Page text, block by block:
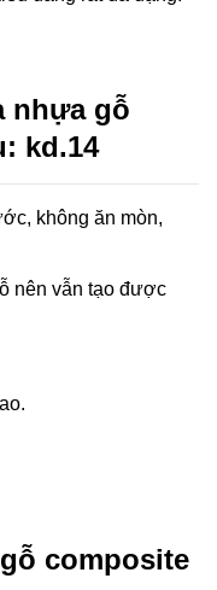
nhựa gỗ
kd.14
không ăn mòn,
nên vẫn tạo được
composite